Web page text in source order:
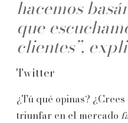
hacemos
que
clientes”,
Twitter
¿Tú qué opinas?
triunfar en el mercado